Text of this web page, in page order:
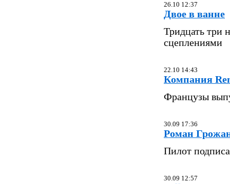
26.10 12:37
Двое в ванне
Тридцать три
сцеплениями
22.10 14:43
Компания
Французы
30.09 17:36
Роман
Пилот
30.09 12:57